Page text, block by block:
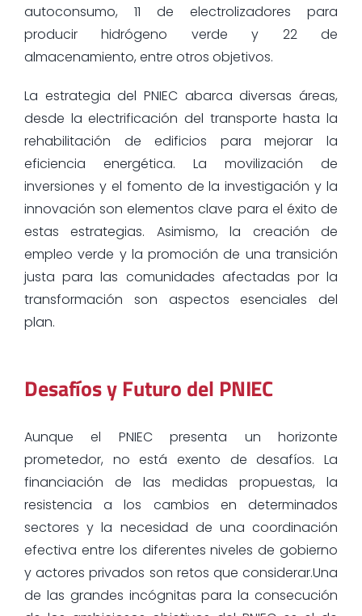
autoconsumo, 11 de electrolizadores para
producir hidrógeno verde y 22 de
almacenamiento, entre otros objetivos.
La estrategia del PNIEC abarca diversas áreas,
desde la electrificación del transporte hasta la
rehabilitación de edificios para mejorar la
eficiencia energética. La movilización de
inversiones y el fomento de la investigación y la
innovación son elementos clave para el éxito de
estas estrategias. Asimismo, la creación de
empleo verde y la promoción de una transición
justa para las comunidades afectadas por la
transformación son aspectos esenciales del
plan.
Desafíos y Futuro del PNIEC
Aunque el PNIEC presenta un horizonte
prometedor, no está exento de desafíos. La
financiación de las medidas propuestas, la
resistencia a los cambios en determinados
sectores y la necesidad de una coordinación
efectiva entre los diferentes niveles de gobierno
y actores privados son retos que considerar.Una
de las grandes incógnitas para la consecución